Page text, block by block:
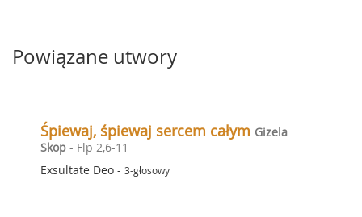
Powiązane utwory
Śpiewaj, śpiewaj sercem całym Gizela
Skop - Flp 2,6-11
Exsultate Deo - 3-głosowy